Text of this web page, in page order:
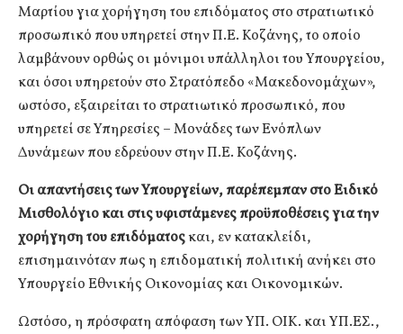
Μαρτίου για χορήγηση του επιδόματος στο στρατιωτικό
προσωπικό που υπηρετεί στην Π.Ε. Κοζάνης, το οποίο
λαμβάνουν ορθώς οι μόνιμοι υπάλληλοι του Υπουργείου,
και όσοι υπηρετούν στο Στρατόπεδο «Μακεδονομάχων»,
ωστόσο, εξαιρείται το στρατιωτικό προσωπικό, που
υπηρετεί σε Υπηρεσίες – Μονάδες των Ενόπλων
Δυνάμεων που εδρεύουν στην Π.Ε. Κοζάνης.
Οι απαντήσεις των Υπουργείων, παρέπεμπαν στο Ειδικό
Μισθολόγιο και στις υφιστάμενες προϋποθέσεις για την
χορήγηση του επιδόματοςκαι, εν κατακλείδι,
επισημαινόταν πως η επιδοματική πολιτική ανήκει στο
Υπουργείο Εθνικής Οικονομίας και Οικονομικών.
Ωστόσο, η πρόσφατη απόφαση των ΥΠ. ΟΙΚ. και ΥΠ.ΕΣ.,